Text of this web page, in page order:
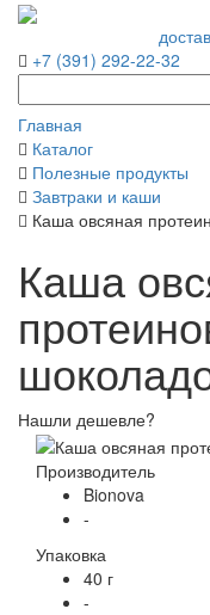
+7 (391) 292-22-32
Главная
Каталог
Полезные продукты
Завтраки и каши
Каша овсяная
Каша
Нашли дешевле?
Производитель
Bionova
-
Упаковка
40 г
-